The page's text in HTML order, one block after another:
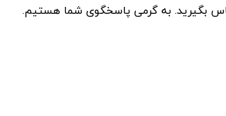
بگیرید. به گرمی پاسخگوی شما هستیم.